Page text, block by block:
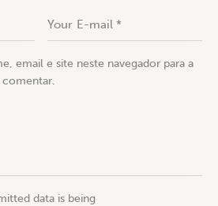
email e site neste navegador para a
comentar.
data is being